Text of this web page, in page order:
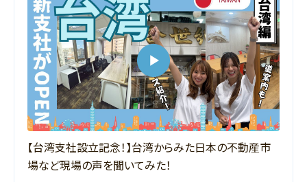
【台湾支社設立記念！】台湾からみた日本の不動産市
場など現場の声を聞いてみた！